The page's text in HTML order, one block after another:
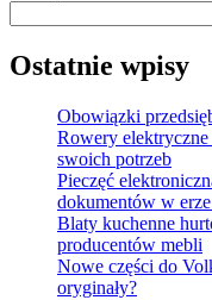
Ostatnie wpisy
Obowiązki
Rowery
swoich potrzeb
Pieczęć
dokumentów w
Blaty kuchenne
producentów mebli
Nowe części do
oryginały?